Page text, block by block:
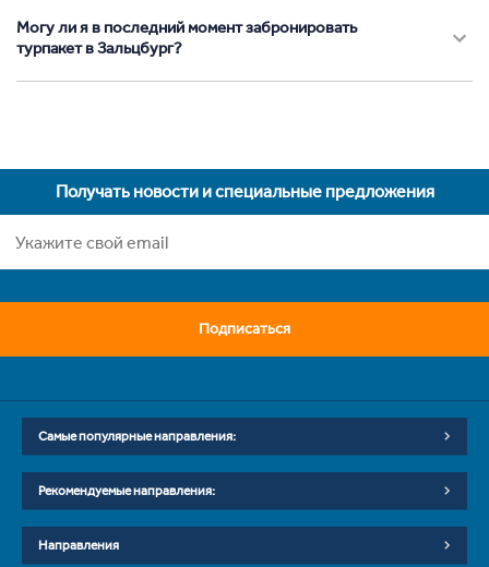
Могу ли я в последний момент забронировать
турпакет в Зальцбург?
Получать новости и специальные предложения
Подписаться
Самые популярные направления:
Рекомендуемые направления:
Направления